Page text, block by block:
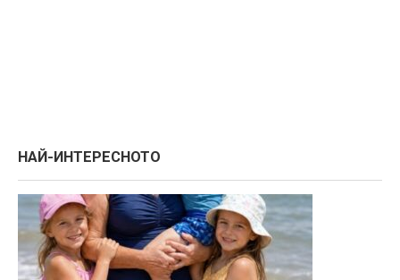
НАЙ-ИНТЕРЕСНОТО